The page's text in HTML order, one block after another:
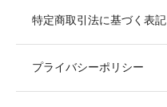
特定商取引法に基づく表記
プライバシーポリシー